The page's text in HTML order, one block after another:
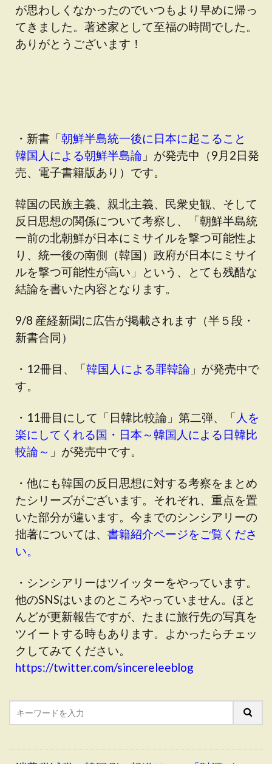
が思わしくなかったのでいつもより早めに帰っ
てきました。著述家として至福の時間でした。
ありがとうございます！
・新書「朝鮮半島統一後に日本に起こること
韓国人による朝鮮半島論 」が発売中（9月2日発
売、電子書籍版あり）です。
韓国の民族主義、親北主義、民衆史観、そして
反日思想の関係について考察し、「朝鮮半島統
一前の北朝鮮が日本にミサイルを撃つ可能性よ
り、統一後の南側（韓国）政府が日本にミサイ
ルを撃つ可能性が高い」という、とても残酷な
結論を書いた内容となります。
9/8 産経新聞に広告が掲載されます（半５段・
新書合同）
・12冊目、「韓国人による罪韓論 」が発売中で
す。
・11冊目にして「日韓比較論」第二弾、「 人を
楽にしてくれる国・日本～韓国人による日韓比
較論～ 」が発売中です。
・他にも韓国の反日思想に対する考察をまとめ
たシリーズがございます。それぞれ、重点を置
いた部分が違います。今までのシンシアリーの
拙著については、 書籍紹介ページをご覧くださ
い。
・シンシアリーはツイッターをやっています。
他のSNSはいまのところやっていません。ほと
んどが更新報告ですが、たまに旅行先の写真を
ツイートする時もあります。よかったらチェッ
クしてみてください。
https://twitter.com/sincereleeblog